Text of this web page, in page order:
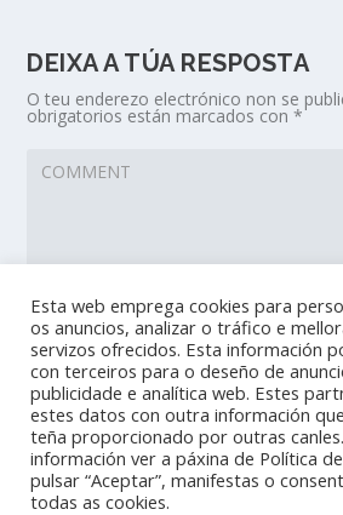
DEIXA A TÚA RESPOSTA
O teu enderezo electrónico non se
obrigatorios están marcados con*
Esta web emprega cookies para
os anuncios, analizar o tráfico e
servizos ofrecidos. Esta información
con terceiros para o deseño de
publicidade e analítica web. Estes
estes datos con outra información
teña proporcionado por outras
información ver a páxina de Política
pulsar “Aceptar”, manifestas o
todas as cookies.